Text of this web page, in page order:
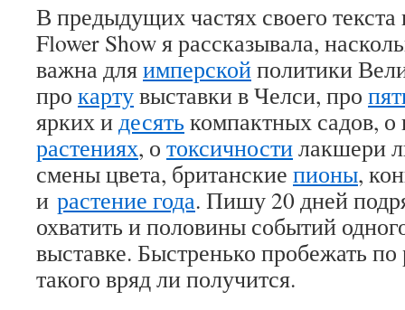
В предыдущих частях своего
Flower Show я рассказывала,
важна дляимперскойполитики
про картувыставки в Челси, про
ярких идесять компактных садов, о
растениях, о токсичностилакшери
смены цвета, британские пионы,
и растение года. Пишу 20 дней
охватить и половины событий
выставке. Быстренько пробежать
такого вряд ли получится.